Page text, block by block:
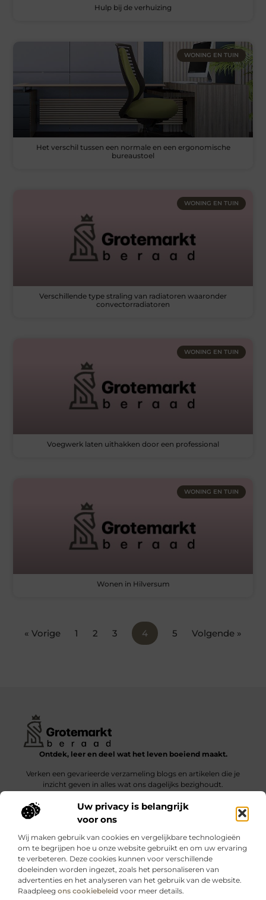
Uw privacy is belangrijk
voor ons
Wij maken gebruik van cookies en vergelijkbare technologieën
om te begrijpen hoe u onze website gebruikt en om uw ervaring
te verbeteren. Deze cookies kunnen voor verschillende
doeleinden worden ingezet, zoals het personaliseren van
advertenties en het analyseren van het gebruik van de website.
Raadpleeg ons cookiebeleid voor meer details.
Hulp bij de verhuizing
WONING EN TUIN
Het verschil tussen een normale en een ergonomische
bureaustoel
WONING EN TUIN
Verschillende type straling van radiatoren waaronder
convectorradiatoren
WONING EN TUIN
Voegwerk laten uithakken door een professional
WONING EN TUIN
Wonen in Hilversum
« Vorige 1 2 3 4 5 Volgende »
Ontdek, leer en deel wat het leven boeiend maakt.
Verken een gevarieerde verzameling blogs en artikelen die je
inzicht geven in alles wat ons dagelijks bezighoudt.
Bericht categorie
Onze informatie